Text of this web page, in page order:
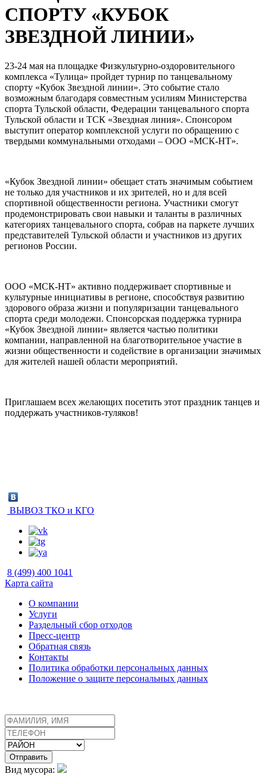
СПОРТУ «КУБОК
ЗВЕЗДНОЙ ЛИНИИ»
23-24 мая на площадке Физкультурно-оздоровительного
комплекса «Тулица» пройдет турнир по танцевальному
спорту «Кубок Звездной линии». Это событие стало
возможным благодаря совместным усилиям Министерства
спорта Тульской области, Федерации танцевального спорта
Тульской области и ТСК «Звездная линия». Спонсором
выступит оператор комплексной услуги по обращению с
твердыми коммунальными отходами – ООО «МСК-НТ».
«Кубок Звездной линии» обещает стать значимым событием
не только для участников и их зрителей, но и для всей
спортивной общественности региона. Участники смогут
продемонстрировать свои навыки и таланты в различных
категориях танцевального спорта, собрав на паркете лучших
представителей Тульской области и участников из других
регионов России.
ООО «МСК-НТ» активно поддерживает спортивные и
культурные инициативы в регионе, способствуя развитию
здорового образа жизни и популяризации танцевального
спорта среди молодежи. Спонсорская поддержка турнира
«Кубок Звездной линии» является частью политики
компании, направленной на благотворительное участие в
жизни общественности и содействие в организации значимых
для жителей нашей области мероприятий.
Приглашаем всех желающих посетить этот праздник танцев и
поддержать участников-туляков!
ВЫВОЗ ТКО и КГО
8 (499) 400 1041
Карта сайта
О компании
Услуги
Раздельный сбор отходов
Пресс-центр
Обратная связь
Контакты
Политика обработки персональных данных
Положение о защите персональных данных
Отправить
Вид мусора: